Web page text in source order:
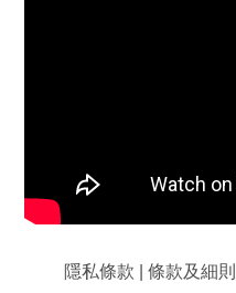
隱私條款 | 條款及細則